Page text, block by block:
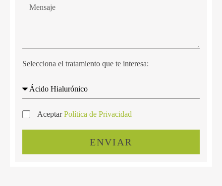
Selecciona el tratamiento que te interesa:
AceptarPolítica de Privacidad
ENVIAR